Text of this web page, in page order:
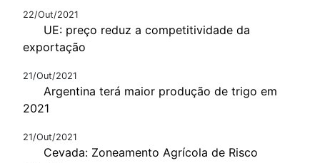
22/Out/2021
UE: preço reduz a competitividade da
exportação
21/Out/2021
Argentina terá maior produção de trigo em
2021
21/Out/2021
Cevada: Zoneamento Agrícola de Risco